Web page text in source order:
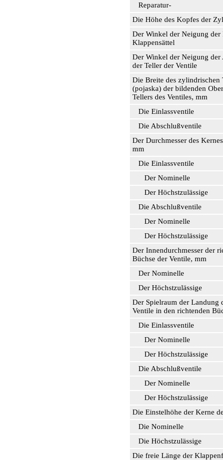
Reparatur-
Die Höhe des Kopfes der
Der Winkel der Neigung der
Klappensättel
Der Winkel der Neigung der
der Teller der Ventile
Die Breite des zylindrischen
(pojaska) der bildenden
Tellers des Ventiles, mm
Die Einlassventile
Die Abschlußventile
Der Durchmesser des
mm
Die Einlassventile
Der Nominelle
Der Höchstzulässige
Die Abschlußventile
Der Nominelle
Der Höchstzulässige
Der Innendurchmesser der
Büchse der Ventile, mm
Der Nominelle
Der Höchstzulässige
Der Spielraum der Landung
Ventile in den richtenden
Die Einlassventile
Der Nominelle
Der Höchstzulässige
Die Abschlußventile
Der Nominelle
Der Höchstzulässige
Die Einstelhöhe der Kerne
Die Nominelle
Die Höchstzulässige
Die freie Länge der